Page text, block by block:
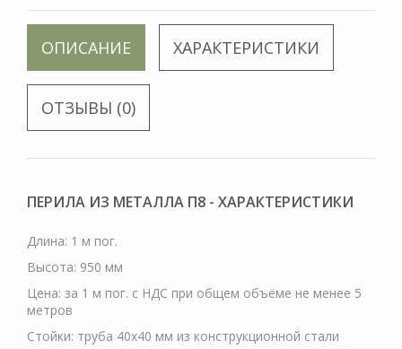
ОПИСАНИЕ ХАРАКТЕРИСТИКИ
ОТЗЫВЫ (0)
ПЕРИЛА ИЗ МЕТАЛЛА П8 - ХАРАКТЕРИСТИКИ
Длина: 1 м пог.
Высота: 950 мм
Цена: за 1 м пог. с НДС при общем объёме не менее 5
метров
Стойки: труба 40х40 мм из конструкционной стали